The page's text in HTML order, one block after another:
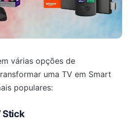
várias opções de
uma TV em Smart
populares:
Stick